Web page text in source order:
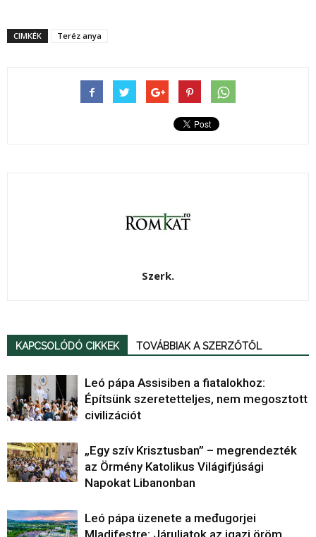
CIMKÉK Teréz anya
Szerk.
KAPCSOLÓDÓ CIKKEK TOVÁBBIAK A SZERZŐTŐL
Leó pápa Assisiben a fiatalokhoz:
Építsünk szeretetteljes, nem megosztott
civilizációt
„Egy szív Krisztusban” – megrendezték
az Örmény Katolikus Világifjúsági
Napokat Libanonban
Leó pápa üzenete a međugorjei